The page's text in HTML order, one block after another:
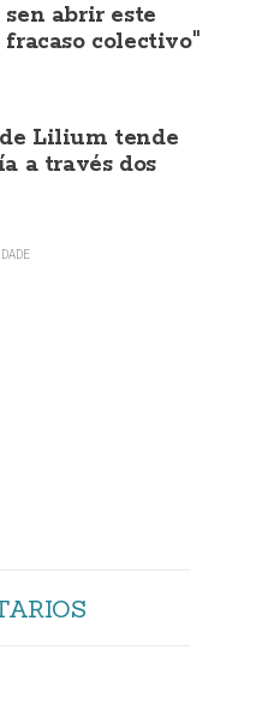
sen abrir este
colectivo"
Lilium tende
a través dos